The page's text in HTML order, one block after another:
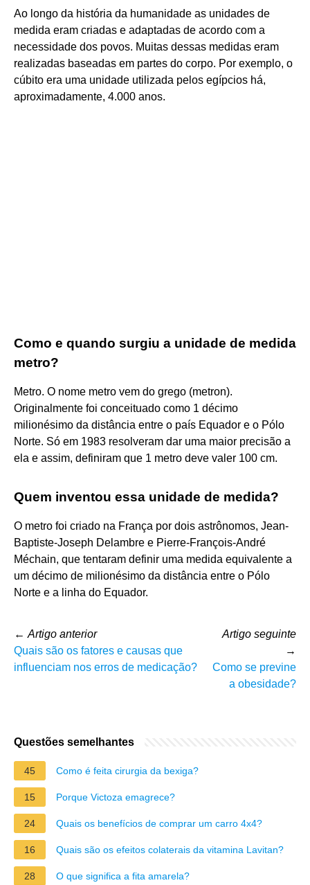
Ao longo da história da humanidade as unidades de
medida eram criadas e adaptadas de acordo com a
necessidade dos povos. Muitas dessas medidas eram
realizadas baseadas em partes do corpo. Por exemplo, o
cúbito era uma unidade utilizada pelos egípcios há,
aproximadamente, 4.000 anos.
Como e quando surgiu a unidade de medida
metro?
Metro. O nome metro vem do grego (metron).
Originalmente foi conceituado como 1 décimo
milionésimo da distância entre o país Equador e o Pólo
Norte. Só em 1983 resolveram dar uma maior precisão a
ela e assim, definiram que 1 metro deve valer 100 cm.
Quem inventou essa unidade de medida?
O metro foi criado na França por dois astrônomos, Jean-
Baptiste-Joseph Delambre e Pierre-François-André
Méchain, que tentaram definir uma medida equivalente a
um décimo de milionésimo da distância entre o Pólo
Norte e a linha do Equador.
← Artigo anterior
Quais são os fatores e causas que
influenciam nos erros de medicação?
Artigo seguinte
→
Como se previne
a obesidade?
Questões semelhantes
45 Como é feita cirurgia da bexiga?
15 Porque Victoza emagrece?
24 Quais os benefícios de comprar um carro 4x4?
16 Quais são os efeitos colaterais da vitamina Lavitan?
28 O que significa a fita amarela?